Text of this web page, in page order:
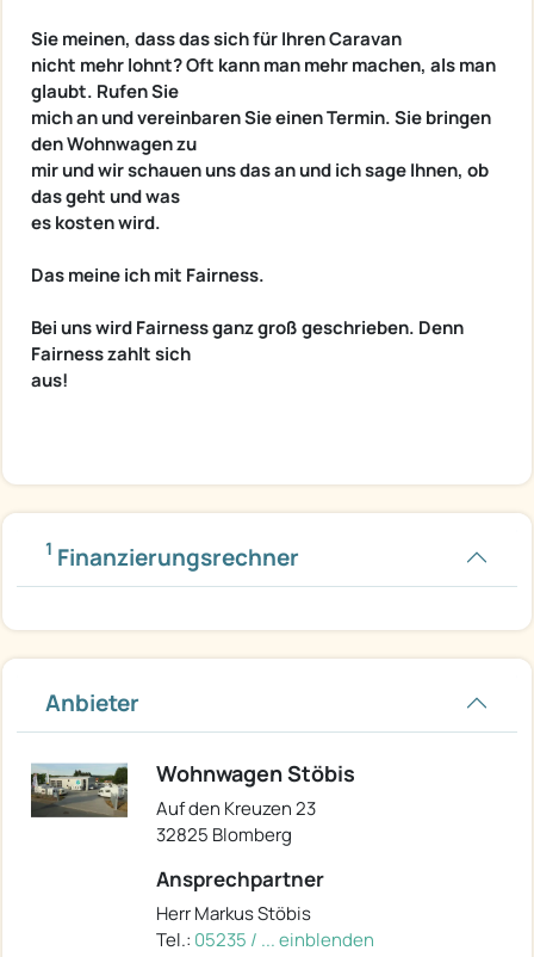
Sie meinen, dass das sich für Ihren Caravan
nicht mehr lohnt? Oft kann man mehr machen, als man
glaubt. Rufen Sie
mich an und vereinbaren Sie einen Termin. Sie bringen
den Wohnwagen zu
mir und wir schauen uns das an und ich sage Ihnen, ob
das geht und was
es kosten wird.
Das meine ich mit Fairness.
Bei uns wird Fairness ganz groß geschrieben. Denn
Fairness zahlt sich
aus!
1 Finanzierungsrechner
Anbieter
Wohnwagen Stöbis
Auf den Kreuzen 23
32825 Blomberg
Ansprechpartner
Herr Markus Stöbis
Tel.: 05235 / ... einblenden